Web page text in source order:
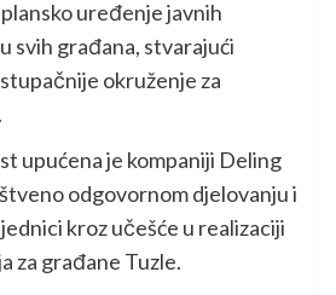
uređenje javnih
svih građana, stvarajući
okruženje za
upućena je kompaniji Deling
odgovornom djelovanju i
kroz učešće u realizaciji
za građane Tuzle.